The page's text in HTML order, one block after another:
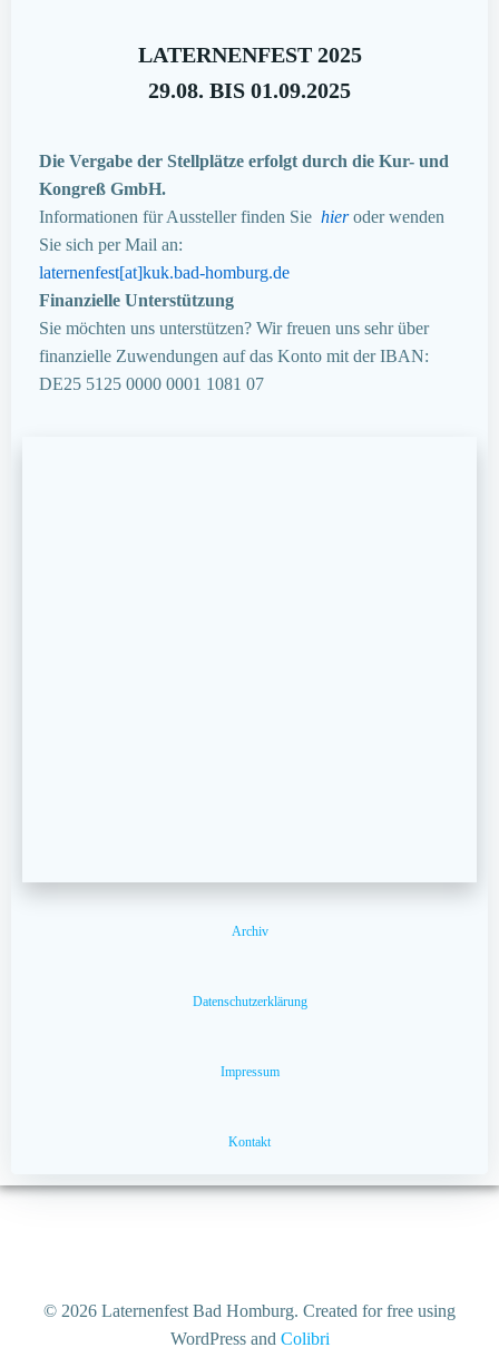
LATERNENFEST 2025
29.08. BIS 01.09.2025
Die Vergabe der Stellplätze erfolgt durch die Kur- und
Kongreß GmbH.
Informationen für Aussteller finden Sie hieroder wenden
Sie sich per Mail an:
laternenfest[at]kuk.bad-homburg.de
Finanzielle Unterstützung
Sie möchten uns unterstützen? Wir freuen uns sehr über
finanzielle Zuwendungen auf das Konto mit der IBAN:
DE25 5125 0000 0001 1081 07
Archiv
Datenschutzerklärung
Impressum
Kontakt
© 2026 Laternenfest Bad Homburg. Created for free using
WordPress and Colibri